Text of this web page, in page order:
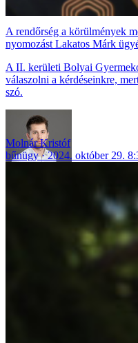
A rendőrség a körülmények
nyomozást Lakatos Márk
A II. kerületi Bolyai
válaszolni a kérdéseinkre,
szó.
Molnár Kristóf
bűnügy
2024. október 29.